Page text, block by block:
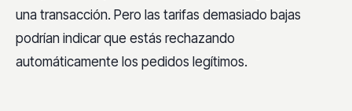
una transacción. Pero las tarifas demasiado bajas
podrían indicar que estás rechazando
automáticamente los pedidos legítimos.